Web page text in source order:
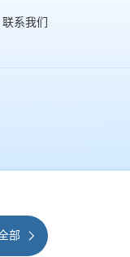
部
联系我们